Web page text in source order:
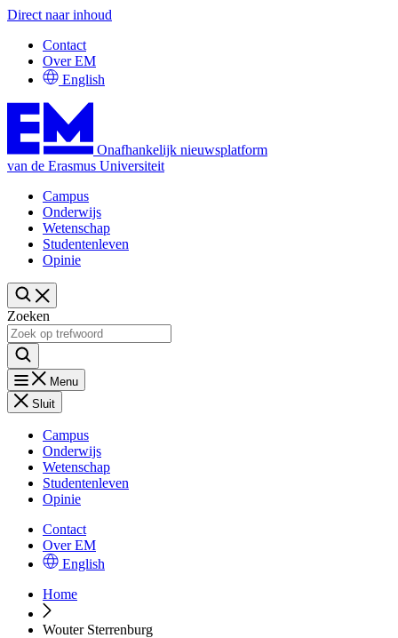
Direct naar inhoud
Contact
Over EM
English
Onafhankelijk nieuwsplatform
van de Erasmus Universiteit
Campus
Onderwijs
Wetenschap
Studentenleven
Opinie
Zoeken
Menu
Sluit
Campus
Onderwijs
Wetenschap
Studentenleven
Opinie
Contact
Over EM
English
Home
Wouter Sterrenburg